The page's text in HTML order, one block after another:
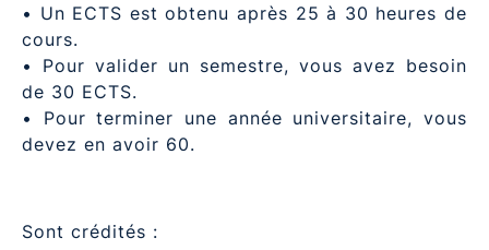
• Un ECTS est obtenu après 25 à 30 heures de
cours.
• Pour valider un semestre, vous avez besoin
de 30 ECTS.
• Pour terminer une année universitaire, vous
devez en avoir 60.
Sont crédités :